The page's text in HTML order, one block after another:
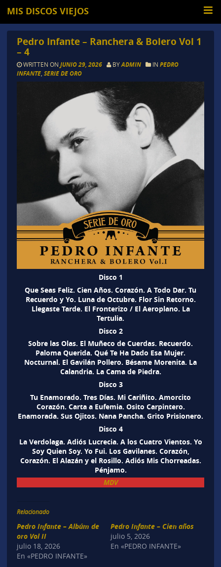
MIS DISCOS VIEJOS
Pedro Infante – Ranchera & Bolero Vol 1
– 4
WRITTEN ON JUNIO 29, 2026 BYADMIN IN PEDRO
INFANTE, SERIE DE ORO
Disco 1
Que Seas Feliz. Cien Años. Corazón. A Todo Dar. Tu
Recuerdo y Yo. Luna de Octubre. Flor Sin Retorno.
Llegaste Tarde. El Fronterizo / El Aeroplano. La
Tertulia.
Disco 2
Sobre las Olas. El Muñeco de Cuerdas. Recuerdo.
Paloma Querida. Qué Te Ha Dado Esa Mujer.
Nocturnal. El Gavilán Pollero. Bésame Morenita. La
Calandria. La Cama de Piedra.
Disco 3
Tu Enamorado. Tres Días. Mi Cariñito. Amorcito
Corazón. Carta a Eufemia. Osito Carpintero.
Enamorada. Sus Ojitos. Nana Pancha. Grito Prisionero.
Disco 4
La Verdolaga. Adiós Lucrecia. A los Cuatro Vientos. Yo
Soy Quien Soy. Yo Fui. Los Gavilanes. Corazón,
Corazón. El Alazán y el Rosillo. Adiós Mis Chorreadas.
Pénjamo.
MDV
Relacionado
Pedro Infante – Albúm de
oro Vol II
julio 18, 2026
En «PEDRO INFANTE»
Pedro Infante – Cien años
julio 5, 2026
En «PEDRO INFANTE»